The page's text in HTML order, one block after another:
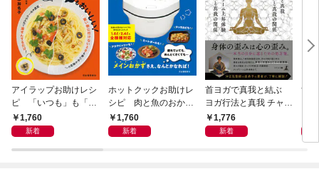
アイラップお助けレシ
ピ 「いつも」も「も
しも」もおいしい！
1,760
新着
ホットクックお助けレ
シピ 肉と魚のおか
ず 少ない材料＆調味
料で、あとはスイッチ
1,760
新着
首ヨガで真我と結ぶ
ヨガ行法と真我 チャク
ラと真我の関係 クンダ
リーニ上昇体験 次元上
1,776
新着
す